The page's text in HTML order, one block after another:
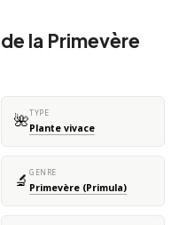
la Primevère
🌺TYPE
Plante vivace
🔬 GENRE
Primevère (Primula)